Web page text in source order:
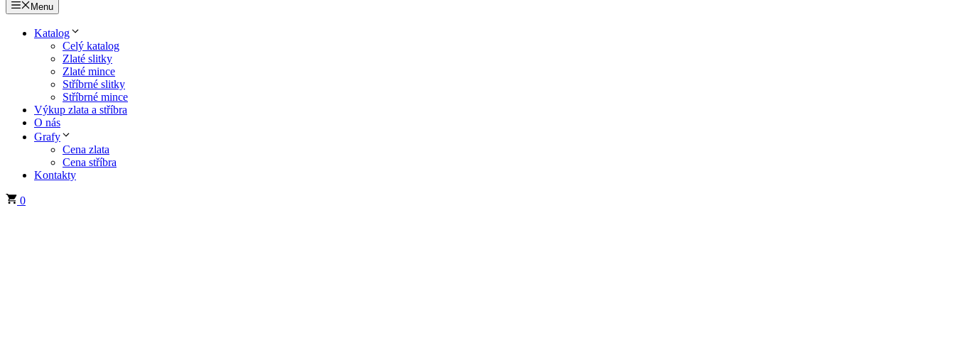
Menu
Katalog
Celý katalog
Zlaté slitky
Zlaté mince
Stříbrné slitky
Stříbrné mince
Výkup zlata a stříbra
O nás
Grafy
Cena zlata
Cena stříbra
Kontakty
0